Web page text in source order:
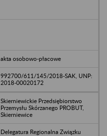
akta osobowo-płacowe
992700/611/145/2018-SAK, UNP:
2018-00020172
Skierniewickie Przedsiębiorstwo
Przemysłu Skórzanego PROBUT,
Skierniewice
Delegatura Regionalna Związku